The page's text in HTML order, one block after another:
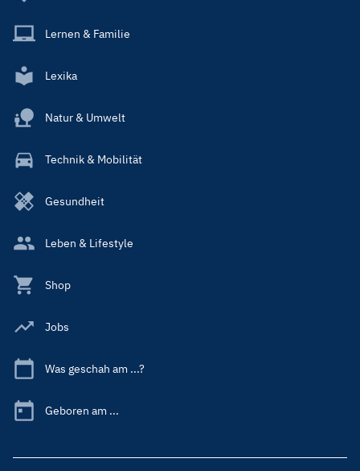
Lernen & Familie
Lexika
Natur & Umwelt
Technik & Mobilität
Gesundheit
Leben & Lifestyle
Shop
Jobs
Was geschah am ...?
Geboren am ...